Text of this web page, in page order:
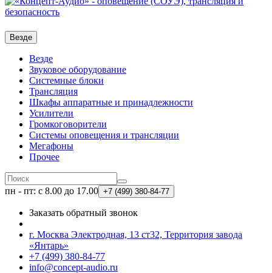
Везде
Везде
Звуковое оборудование
Системные блоки
Трансляция
Шкафы аппаратные и принадлежности
Усилители
Громкоговорители
Системы оповещения и трансляции
Мегафоны
Прочее
пн - пт: с 8.00 до 17.00 +7 (499) 380-84-77
Заказать обратный звонок
г. Москва Электродная, 13 ст32, Территория завода
«Янтарь»
+7 (499) 380-84-77
info@concept-audio.ru